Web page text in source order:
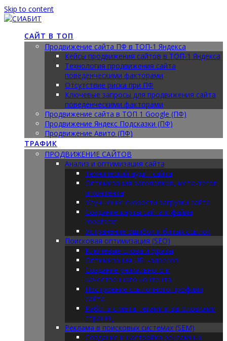
Skip to content
САЙТ В ТОП
Продвижение сайта ПФ в ТОП‑1 Яндекса
Кейсы продвижения сайтов в ТОП-1 Яндекса
Технология продвижения сайта
поведенческими факторами
Отсутствие риска при ПФ
Ключевые запросы для продвижения сайта
поведенческими факторами
Продвижение сайта в ТОП 1 Google (ПФ)
Продвижение Яндекс Подсказки (ПФ)
Продвижение Авито (ПФ)
ТРАФИК
ПРОДВИЖЕНИЕ САЙТОВ
Анализ и оптимизация сайта
Технический аудит сайта
Оптимизация заголовков, мета-тегов
и контента
Улучшение скорости загрузки сайта
Создание карты сайта и файла
robots.txt
Устранение ошибок и битых ссылок
Поисковая оптимизация (SEO)
Ключевые слова и фразы
Оптимизация URL-адресов
Создание уникального и
качественного контента
Построение ссылочного профиля
сайта
Работа с мета-тегами и заголовками
страниц
Реклама в поисковых системах (SEM)
Создание и настройка рекламных